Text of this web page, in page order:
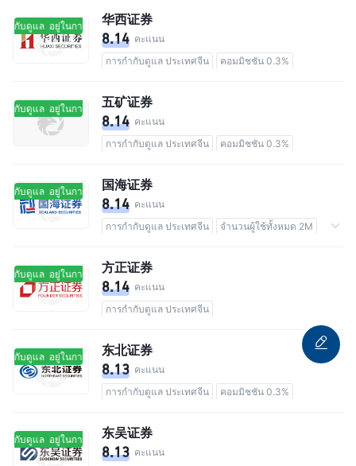
ำกับดูแล อยู่ในการกำกับดูแล华西证券
8.14 คะแนน
การกำกับดูแล ประเทศจีน
คอมมิชชัน 0.3%
ำกับดูแล อยู่ในการกำกับดูแล五矿证券
8.14 คะแนน
การกำกับดูแล ประเทศจีน
คอมมิชชัน 0.3%
ำกับดูแล อยู่ในการกำกับดูแล国海证券
8.14 คะแนน
การกำกับดูแล ประเทศจีน
จำนวนผู้ใช้ทั้งหมด 2M
ำกับดูแล อยู่ในการกำกับดูแล方正证券
8.14 คะแนน
การกำกับดูแล ประเทศจีน
ำกับดูแล อยู่ในการกำกับดูแล东北证券
8.13 คะแนน
การกำกับดูแล ประเทศจีน
คอมมิชชัน 0.3%
ำกับดูแล อยู่ในการกำกับดูแล东吴证券
8.13 คะแนน